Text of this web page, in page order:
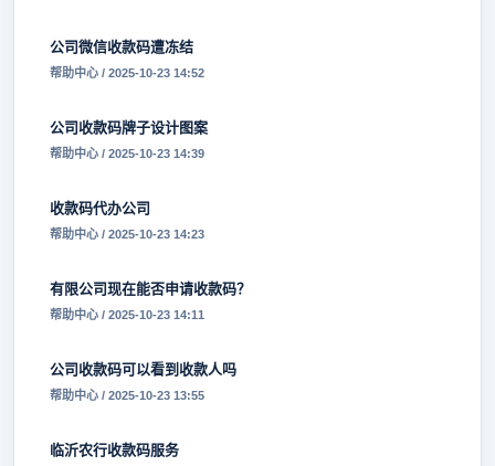
公司微信收款码遭冻结
帮助中心 / 2025-10-23 14:52
公司收款码牌子设计图案
帮助中心 / 2025-10-23 14:39
收款码代办公司
帮助中心 / 2025-10-23 14:23
有限公司现在能否申请收款码？
帮助中心 / 2025-10-23 14:11
公司收款码可以看到收款人吗
帮助中心 / 2025-10-23 13:55
临沂农行收款码服务